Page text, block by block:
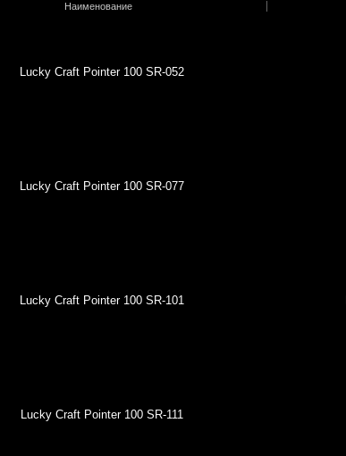
Наименование
Lucky Craft Pointer 100 SR-052
Lucky Craft Pointer 100 SR-077
Lucky Craft Pointer 100 SR-101
Lucky Craft Pointer 100 SR-111